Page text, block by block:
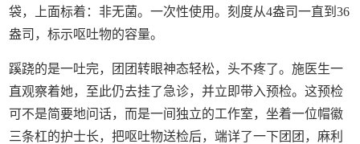
袋，上面标着：非无菌。一次性使用。刻度从4盎司一直到36
盎司，标示呕吐物的容量。
蹊跷的是一吐完，团团转眼神态轻松，头不疼了。施医生一
直观察着她，至此仍去挂了急诊，并立即带入预检。这预检
可不是简要地问话，而是一间独立的工作室，坐着一位帽徽
三条杠的护士长，把呕吐物送检后，端详了一下团团，麻利